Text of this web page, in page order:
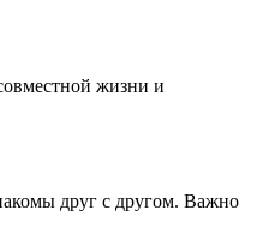
жизни и
друг с другом. Важно